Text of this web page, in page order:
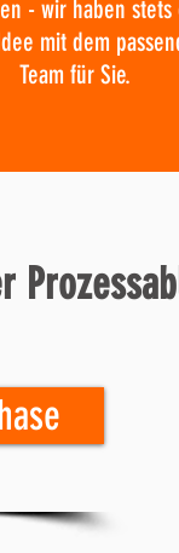
- wir haben stets
mit dem
Team für Sie.